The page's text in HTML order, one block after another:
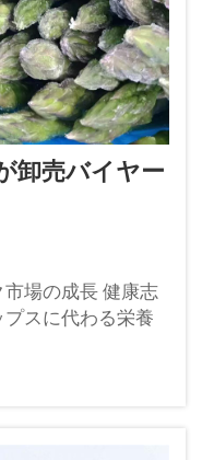
卸売バイヤー
場の成長 健康志
スに代わる栄養
け、スナック食
います。野菜チ